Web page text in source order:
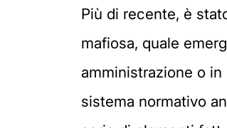
Più di recente, è
mafiosa, quale
amministrazione o
sistema normativo